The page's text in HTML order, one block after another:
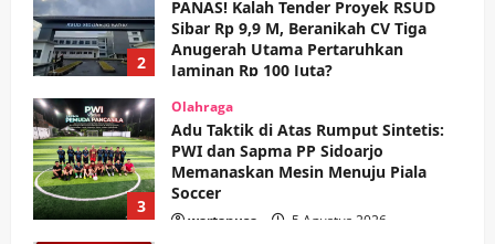
3
PWI dan Sapma PP Sidoarjo
Memanaskan Mesin Menuju Piala
Soccer
wartanusa 5 Agustus 2026
4
Ekonomi
HOT NEWS: Ribuan Warga Wage
Tumplek Blek di Bazar Rakyat Jalan
Jambu, Borong Kuliner UMKM Sambil
Nonton Jaranan!
wartanusa 4 Agustus 2026